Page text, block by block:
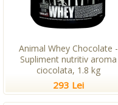
Animal Whey Chocolate -
Supliment nutritiv aroma
ciocolata, 1.8 kg
293 Lei